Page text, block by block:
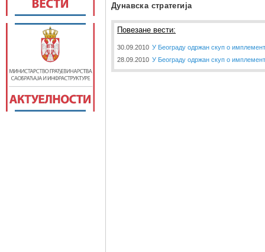
Дунавска стратегија
Повезане вести:
30.09.2010 У Београду одржан скуп о
28.09.2010 У Београду одржан скуп о